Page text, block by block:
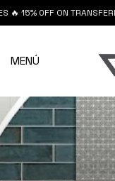
0FF ON TRANSFERENCIA
MENÚ